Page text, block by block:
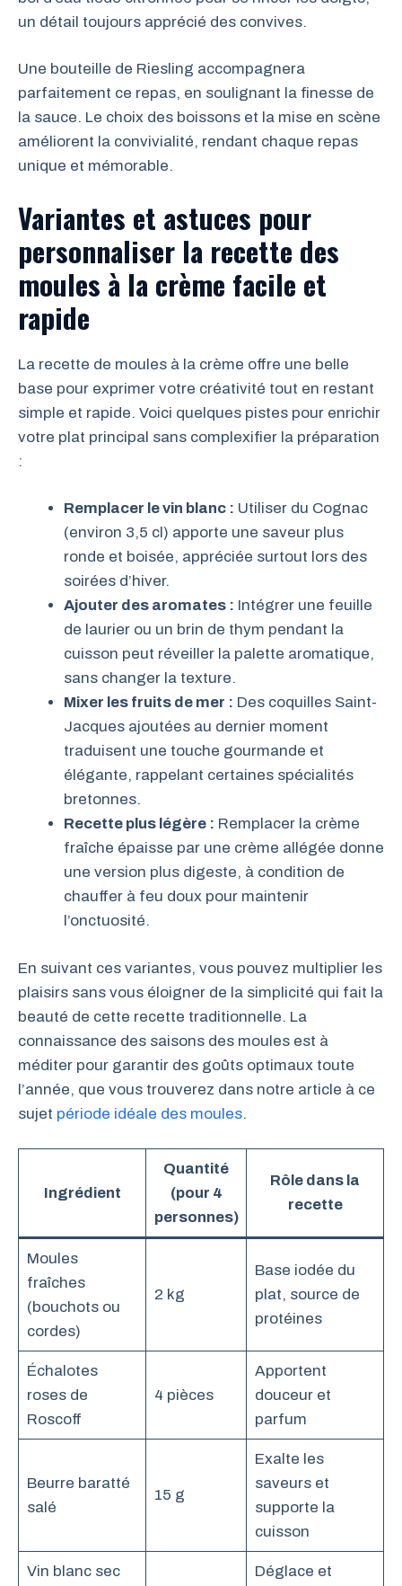
un détail toujours apprécié des convives.
Une bouteille de Riesling accompagnera
parfaitement ce repas, en soulignant la finesse de
la sauce. Le choix des boissons et la mise en scène
améliorent la convivialité, rendant chaque repas
unique et mémorable.
Variantes et astuces pour
personnaliser la recette des
moules à la crème facile et
rapide
La recette de moules à la crème offre une belle
base pour exprimer votre créativité tout en restant
simple et rapide. Voici quelques pistes pour enrichir
votre plat principal sans complexifier la préparation
:
Remplacer le vin blanc : Utiliser du Cognac
(environ 3,5 cl) apporte une saveur plus
ronde et boisée, appréciée surtout lors des
soirées d’hiver.
Ajouter des aromates : Intégrer une feuille
de laurier ou un brin de thym pendant la
cuisson peut réveiller la palette aromatique,
sans changer la texture.
Mixer les fruits de mer : Des coquilles Saint-
Jacques ajoutées au dernier moment
traduisent une touche gourmande et
élégante, rappelant certaines spécialités
bretonnes.
Recette plus légère : Remplacer la crème
fraîche épaisse par une crème allégée donne
une version plus digeste, à condition de
chauffer à feu doux pour maintenir
l’onctuosité.
En suivant ces variantes, vous pouvez multiplier les
plaisirs sans vous éloigner de la simplicité qui fait la
beauté de cette recette traditionnelle. La
connaissance des saisons des moules est à
méditer pour garantir des goûts optimaux toute
l’année, que vous trouverez dans notre article à ce
sujet période idéale des moules.
Ingrédient
Quantité
(pour 4
personnes)
Rôle dans la
recette
Moules
fraîches
(bouchots ou
cordes)
2 kg
Base iodée du
plat, source de
protéines
Échalotes
roses de
Roscoff
4 pièces
Apportent
douceur et
parfum
Beurre baratté
salé
15 g
Exalte les
saveurs et
supporte la
cuisson
Vin blanc sec
Déglace et